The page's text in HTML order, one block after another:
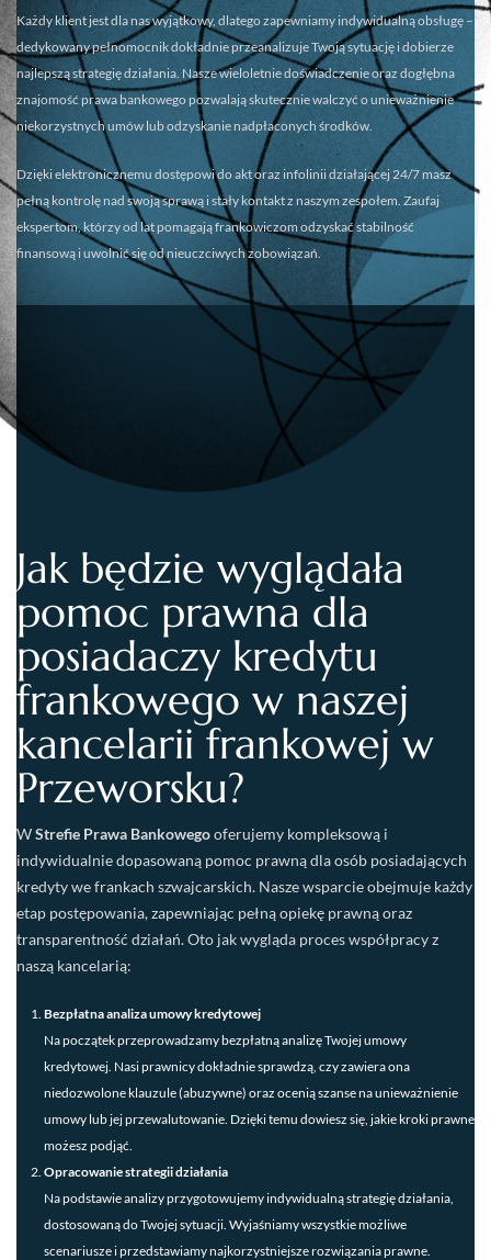
Każdy klient jest dla nas wyjątkowy, dlatego zapewniamy indywidualną obsługę –
dedykowany pełnomocnik dokładnie przeanalizuje Twoją sytuację i dobierze
najlepszą strategię działania. Nasze wieloletnie doświadczenie oraz dogłębna
znajomość prawa bankowego pozwalają skutecznie walczyć o unieważnienie
niekorzystnych umów lub odzyskanie nadpłaconych środków.
Dzięki elektronicznemu dostępowi do akt oraz infolinii działającej 24/7 masz
pełną kontrolę nad swoją sprawą i stały kontakt z naszym zespołem. Zaufaj
ekspertom, którzy od lat pomagają frankowiczom odzyskać stabilność
finansową i uwolnić się od nieuczciwych zobowiązań.
Jak będzie wyglądała
pomoc prawna dla
posiadaczy kredytu
frankowego w naszej
kancelarii frankowej w
Przeworsku?
WStrefie Prawa Bankowegooferujemy kompleksową i
indywidualnie dopasowaną pomoc prawną dla osób posiadających
kredyty we frankach szwajcarskich. Nasze wsparcie obejmuje każdy
etap postępowania, zapewniając pełną opiekę prawną oraz
transparentność działań. Oto jak wygląda proces współpracy z
naszą kancelarią:
Bezpłatna analiza umowy kredytowej
Na początek przeprowadzamy bezpłatną analizę Twojej umowy
kredytowej. Nasi prawnicy dokładnie sprawdzą, czy zawiera ona
niedozwolone klauzule (abuzywne) oraz ocenią szanse na unieważnienie
umowy lub jej przewalutowanie. Dzięki temu dowiesz się, jakie kroki prawne
możesz podjąć.
Opracowanie strategii działania
Na podstawie analizy przygotowujemy indywidualną strategię działania,
dostosowaną do Twojej sytuacji. Wyjaśniamy wszystkie możliwe
scenariusze i przedstawiamy najkorzystniejsze rozwiązania prawne.